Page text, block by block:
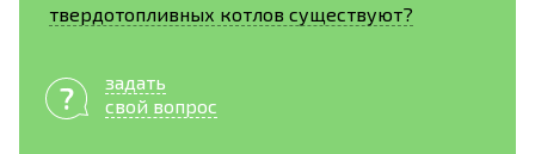
твердотопливных котлов существуют?
задать
свой вопрос